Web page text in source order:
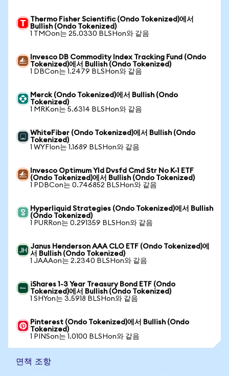
Thermo Fisher Scientific (Ondo Tokenized)에서
Bullish (Ondo Tokenized)
1 TMOon는 25.0330 BLSHon와 같음
Invesco DB Commodity Index Tracking Fund (Ondo
Tokenized)에서 Bullish (Ondo Tokenized)
1 DBCon는 1.2479 BLSHon와 같음
Merck (Ondo Tokenized)에서 Bullish (Ondo
Tokenized)
1 MRKon는 5.6314 BLSHon와 같음
WhiteFiber (Ondo Tokenized)에서 Bullish (Ondo
Tokenized)
1 WYFIon는 1.1689 BLSHon와 같음
Invesco Optimum Yld Dvsfd Cmd Str No K-1 ETF
(Ondo Tokenized)에서 Bullish (Ondo Tokenized)
1 PDBCon는 0.746852 BLSHon와 같음
Hyperliquid Strategies (Ondo Tokenized)에서 Bullish
(Ondo Tokenized)
1 PURRon는 0.291359 BLSHon와 같음
Janus Henderson AAA CLO ETF (Ondo Tokenized)에
서 Bullish (Ondo Tokenized)
1 JAAAon는 2.2340 BLSHon와 같음
iShares 1-3 Year Treasury Bond ETF (Ondo
Tokenized)에서 Bullish (Ondo Tokenized)
1 SHYon는 3.5918 BLSHon와 같음
Pinterest (Ondo Tokenized)에서 Bullish (Ondo
Tokenized)
1 PINSon는 1.0100 BLSHon와 같음
면책 조항